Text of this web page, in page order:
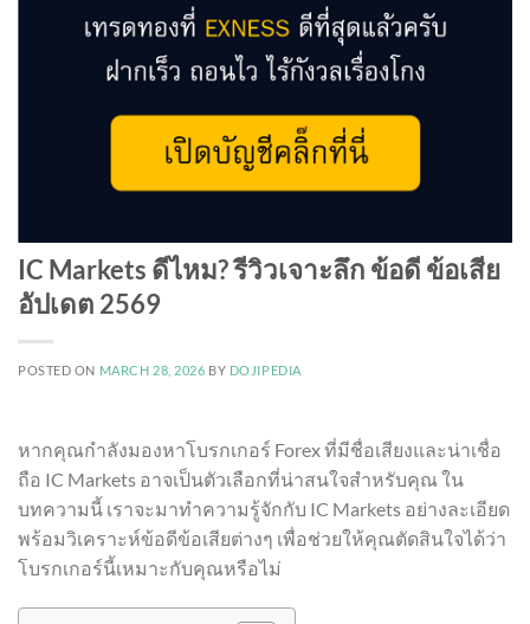
IC Markets ดีไหม? รีวิวเจาะลึก ข้อดี ข้อเสีย
อัปเดต 2569
POSTED ON MARCH 28, 2026 BY DOJIPEDIA
หากคุณกำลังมองหาโบรกเกอร์ Forex ที่มีชื่อเสียงและน่าเชื่อ
ถือ IC Markets อาจเป็นตัวเลือกที่น่าสนใจสำหรับคุณ ใน
บทความนี้ เราจะมาทำความรู้จักกับ IC Markets อย่างละเอียด
พร้อมวิเคราะห์ข้อดีข้อเสียต่างๆ เพื่อช่วยให้คุณตัดสินใจได้ว่า
โบรกเกอร์นี้เหมาะกับคุณหรือไม่